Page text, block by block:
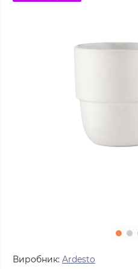
Виробник: Ardesto